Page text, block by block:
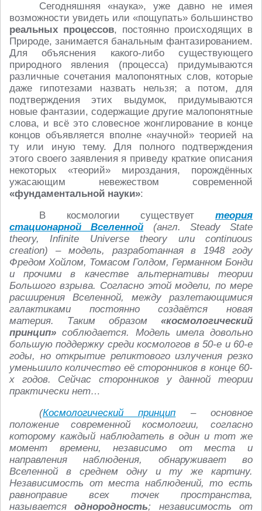
Сегодняшняя «наука», уже давно не имея
возможности увидеть или «пощупать» большинство
реальных процессов, постоянно происходящих в
Природе, занимается банальным фантазированием.
Для объяснения какого-либо существующего
природного явления (процесса) придумываются
различные сочетания малопонятных слов, которые
даже гипотезами назвать нельзя; а потом, для
подтверждения этих выдумок, придумываются
новые фантазии, содержащие другие малопонятные
слова, и всё это словесное жонглирование в конце
концов объявляется вполне «научной» теорией на
ту или иную тему. Для полного подтверждения
этого своего заявления я приведу краткие описания
некоторых «теорий» мироздания, порождённых
ужасающим невежеством современной
«фундаментальной науки»:
В космологии существует теория
стационарной Вселенной (англ. Steady State
theory,Infinite Universetheory илиcontinuous
creation) – модель, разработанная в 1948 году
Фредом Хойлом, Томасом Голдом, Германном Бонди
и прочими в качестве альтернативы теории
Большого взрыва. Согласно этой модели, по мере
расширения Вселенной, между разлетающимися
галактиками постоянно создаётся новая
материя. Таким образом «космологический
принцип» соблюдается. Модель имела довольно
большую поддержку среди космологов в 50-е и 60-е
годы, но открытие реликтового излучения резко
уменьшило количество её сторонников в конце 60-
х годов. Сейчас сторонников у данной теории
практически нет…
(Космологический принцип – основное
положение современной космологии, согласно
которому каждый наблюдатель в один и тот же
момент времени, независимо от места и
направления наблюдения, обнаруживает во
Вселенной в среднем одну и ту же картину.
Независимость от места наблюдений, то есть
равноправие всех точек пространства,
называетсяоднородность; независимость от